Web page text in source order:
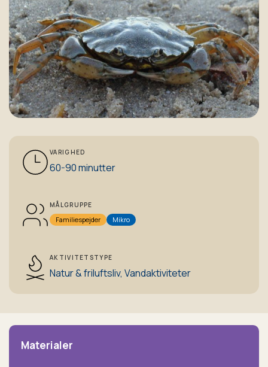
VARIGHED
60-90 minutter
MÅLGRUPPE
Familiespejder Mikro
AKTIVITETSTYPE
Natur & friluftsliv, Vandaktiviteter
Materialer